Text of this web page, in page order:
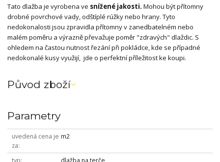
Tato dlažba je vyrobena ve snížené jakosti. Mohou být přítomny
drobné povrchové vady, odštíplé rúžky nebo hrany. Tyto
nedokonalosti jsou zpravidla přítomny v zanedbatelném nebo
malém poměru a výrazně převažuje poměr "zdravých" dlaždic. S
ohledem na častou nutnost řezání při pokládce, kde se případné
nedokonalé kusy využijí, jde o perfektní příležitost ke koupi.
Původ zboží
Parametry
uvedená cena je
za
m2